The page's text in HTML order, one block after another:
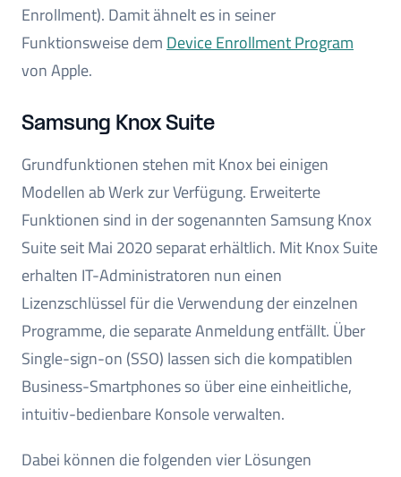
Enrollment). Damit ähnelt es in seiner
Funktionsweise dem Device Enrollment Program
von Apple.
Samsung Knox Suite
Grundfunktionen stehen mit Knox bei einigen
Modellen ab Werk zur Verfügung. Erweiterte
Funktionen sind in der sogenannten Samsung Knox
Suite seit Mai 2020 separat erhältlich. Mit Knox Suite
erhalten IT-Administratoren nun einen
Lizenzschlüssel für die Verwendung der einzelnen
Programme, die separate Anmeldung entfällt. Über
Single-sign-on (SSO) lassen sich die kompatiblen
Business-Smartphones so über eine einheitliche,
intuitiv-bedienbare Konsole verwalten.
Dabei können die folgenden vier Lösungen